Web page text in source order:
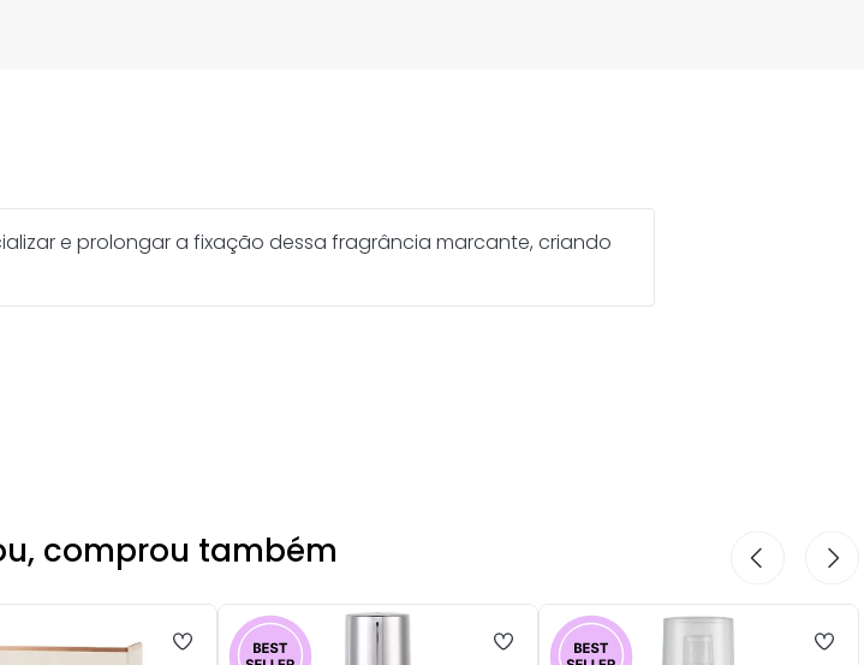
e prolongar a fixação dessa fragrância marcante, criando
comprou também